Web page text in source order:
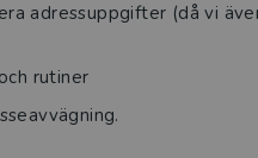
adressuppgifter (då vi
rutiner